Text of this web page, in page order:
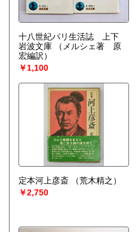
十八世紀パリ生活誌 上下
岩波文庫
（メルシェ著 原
宏編訳）
￥1,100
定本河上彦斎
（荒木精之）
￥2,750